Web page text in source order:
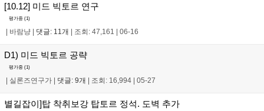
[10.12] 미드 빅토르 연구
평가중 (1)
바람냥 댓글: 11개 조회: 47,161 06-16
D1) 미드 빅토르 공략
평가중 (1)
실론즈연구가 댓글: 9개 조회: 16,994 05-27
별길잡이]탑 착취보강 탑토르 정석. 도벽 추가